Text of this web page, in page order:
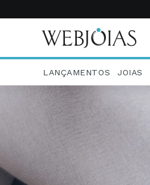
LANÇAMENTOS JOIAS